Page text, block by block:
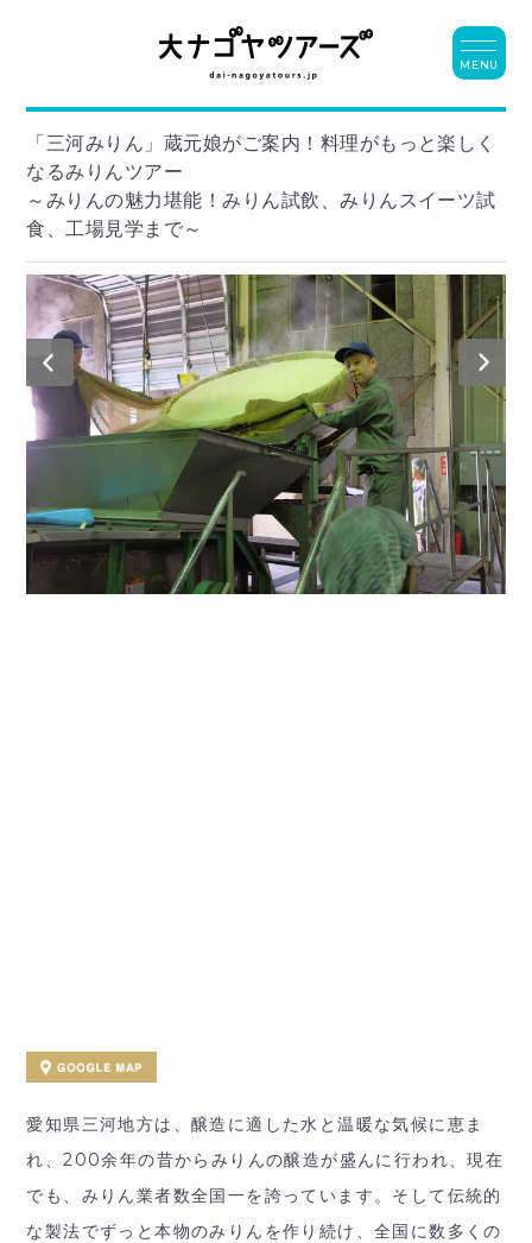
「三河みりん」蔵元娘がご案内！料理がもっと楽しく
なるみりんツアー
～みりんの魅力堪能！みりん試飲、みりんスイーツ試
食、工場見学まで～
愛知県三河地方は、醸造に適した水と温暖な気候に恵ま
れ、200余年の昔からみりんの醸造が盛んに行われ、現在
でも、みりん業者数全国一を誇っています。そして伝統的
な製法でずっと本物のみりんを作り続け、全国に数多くの
MENU